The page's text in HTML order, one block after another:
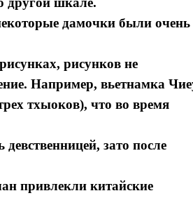
дамочки были очень
рисунков не
Например, вьетнамка
тхыоков), что во время
зато после
привлекли китайские